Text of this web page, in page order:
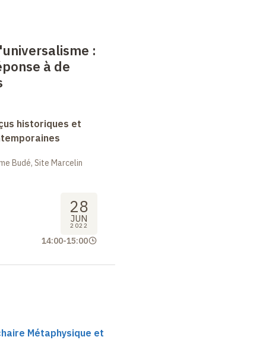
:
à de
historiques et
Budé, Site Marcelin
28
JUN
2022
14:00-15:00
Métaphysique et